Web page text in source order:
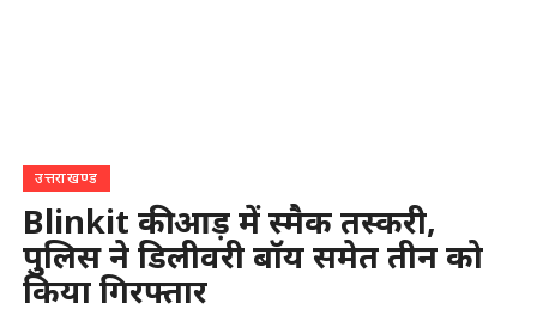
उत्तराखण्ड
Blinkit की आड़ में स्मैक तस्करी,
पुलिस ने डिलीवरी बॉय समेत तीन को
किया गिरफ्तार